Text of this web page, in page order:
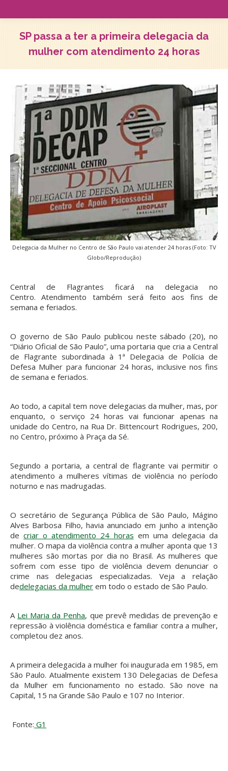
SP passa a ter a primeira delegacia da
mulher com atendimento 24 horas
Delegacia da Mulher no Centro de São Paulo vai atender 24 horas (Foto: TV
Globo/Reprodução)
Central de Flagrantes ficará na delegacia no
Centro. Atendimento também será feito aos fins de
semana e feriados.
O governo de São Paulo publicou neste sábado (20), no
“Diário Oficial de São Paulo”, uma portaria que cria a Central
de Flagrante subordinada à 1ª Delegacia de Polícia de
Defesa Mulher para funcionar 24 horas, inclusive nos fins
de semana e feriados.
Ao todo, a capital tem nove delegacias da mulher, mas, por
enquanto, o serviço 24 horas vai funcionar apenas na
unidade do Centro, na Rua Dr. Bittencourt Rodrigues, 200,
no Centro, próximo à Praça da Sé.
Segundo a portaria, a central de flagrante vai permitir o
atendimento a mulheres vítimas de violência no período
noturno e nas madrugadas.
O secretário de Segurança Pública de São Paulo, Mágino
Alves Barbosa Filho, havia anunciado em junho a intenção
decriar o atendimento 24 horas em uma delegacia da
mulher. O mapa da violência contra a mulher aponta que 13
mulheres são mortas por dia no Brasil. As mulheres que
sofrem com esse tipo de violência devem denunciar o
crime nas delegacias especializadas. Veja a relação
dedelegacias da mulher em todo o estado de São Paulo.
A Lei Maria da Penha, que prevê medidas de prevenção e
repressão à violência doméstica e familiar contra a mulher,
completou dez anos.
A primeira delegacida a mulher foi inaugurada em 1985, em
São Paulo. Atualmente existem 130 Delegacias de Defesa
da Mulher em funcionamento no estado. São nove na
Capital, 15 na Grande São Paulo e 107 no Interior.
Fonte: G1